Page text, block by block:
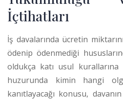
İçtihatları
İş davalarında ücretin
ödenip ödenmediği
oldukça katı usul kurallarına
huzurunda kimin hangi
kanıtlayacağı konusu,